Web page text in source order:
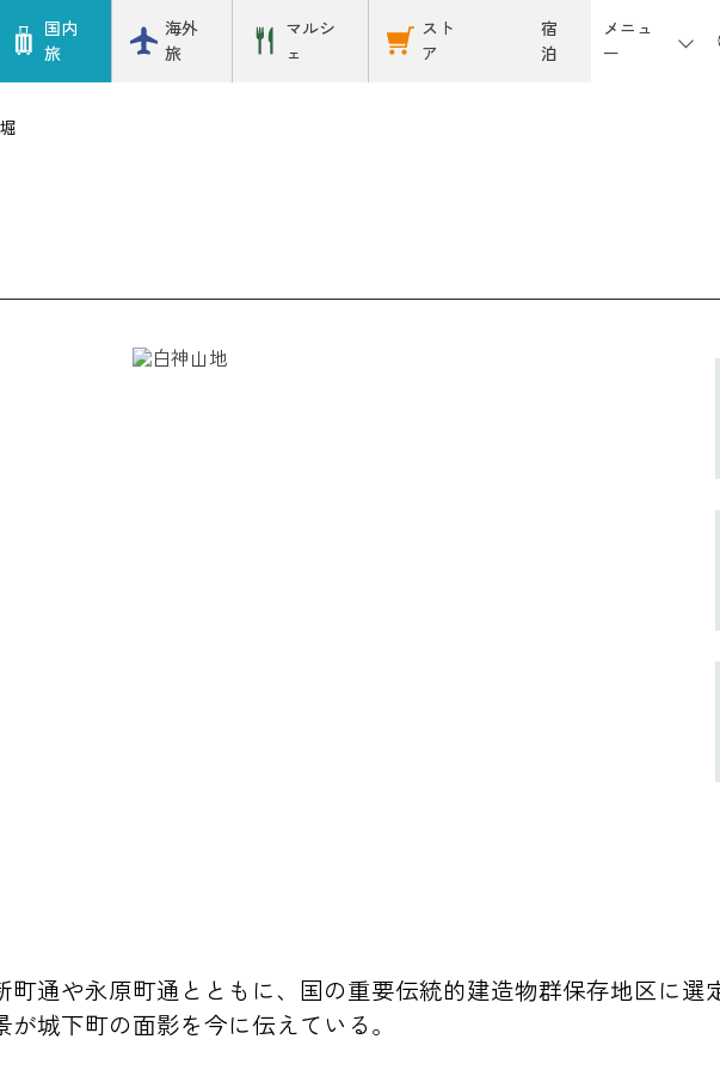
国内
旅
海外
旅
マルシ
ェ
スト
ア
宿
泊
メニュ
ー
通や永原町通とともに、国の重要伝統的建造物群保存地区に
城下町の面影を今に伝えている。